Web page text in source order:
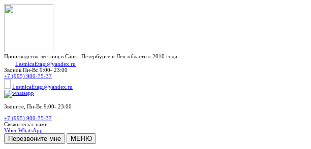
Производство лестниц в Санкт-Петербурге и Лен-области с 2010 года
LestnicaEtagi@yandex.ru
Звонок Пн-Вс 9:00- 23:00
+7 (995) 900-75-37
LestnicaEtagi@yandex.ru
Звоните, Пн-Вс 9:00- 23:00
+7 (995) 900-75-37
Свяжитесь с нами
Viber WhatsApp
Перезвоните мне МЕНЮ